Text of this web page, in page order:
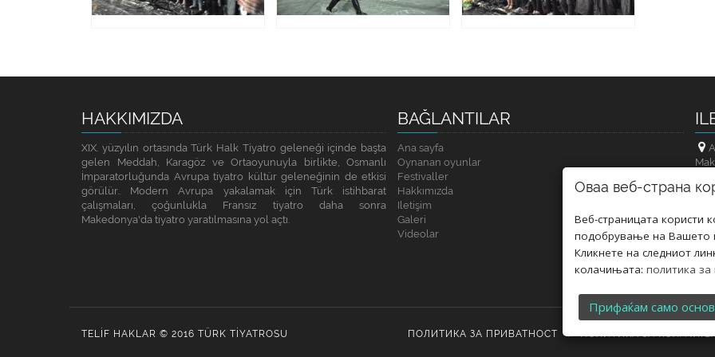
HAKKIMIZDA
XIX. yüzyılın ortasında Türk Halk Tiyatro geleneği içinde başta
gelen Meddah, Karagöz ve Ortaoyunuyla birlikte, Osmanlı
İmparatorluğunda Avrupa tiyatro kültür geleneğinin de etkisi
görülür.. Modern Avrupa yakalamak için Türk istihbarat
çalışmaları, çoğunlukla Fransız tiyatro daha sonra
Makedonya'da tiyatro yaratılmasına yol açtı.
BAĞLANTILAR
Ana sayfa
Oynanan oyunlar
Festivaller
Hakkımızda
Iletişim
Galeri
Videolar
TELIF HAKLAR © 2016 TÜRK TIYATROSU ПОЛИТИКА ЗА ПРИВАТНОСТ IПОЛИТИКА ЗА
Оваа веб-страна
Веб-страницата користи
подобрување на Вашето
Кликнете на следниот
колачињата: политика
Прифаќам само